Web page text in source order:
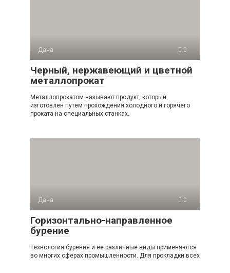
Дача 0
Черный, нержавеющий и цветной
металлопрокат
Металлопрокатом называют продукт, который
изготовлен путем прохождения холодного и горячего
проката на специальных станках.
Дача 0
Горизонтально-направленное
бурение
Технология бурения и ее различные виды применяются
во многих сферах промышленности. Для прокладки всех